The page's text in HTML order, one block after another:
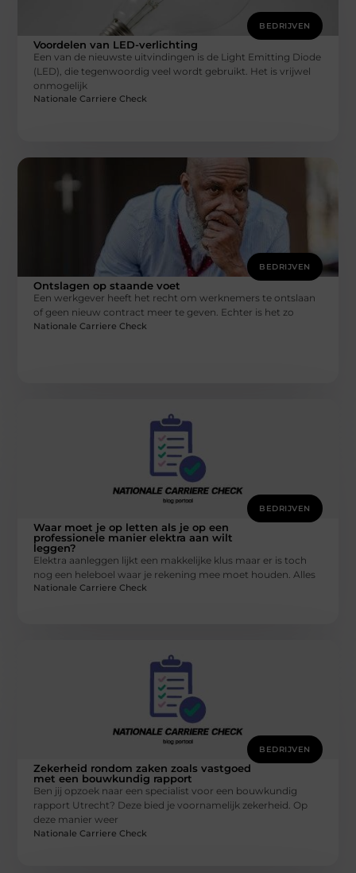
BEDRIJVEN
Voordelen van LED-verlichting
Een van de nieuwste uitvindingen is de Light Emitting Diode
(LED), die tegenwoordig veel wordt gebruikt. Het is vrijwel
onmogelijk
Nationale Carriere Check
BEDRIJVEN
Ontslagen op staande voet
Een werkgever heeft het recht om werknemers te ontslaan
of geen nieuw contract meer te geven. Echter is het zo
Nationale Carriere Check
BEDRIJVEN
Waar moet je op letten als je op een
professionele manier elektra aan wilt
leggen?
Elektra aanleggen lijkt een makkelijke klus maar er is toch
nog een heleboel waar je rekening mee moet houden. Alles
Nationale Carriere Check
BEDRIJVEN
Zekerheid rondom zaken zoals vastgoed
met een bouwkundig rapport
Ben jij opzoek naar een specialist voor een bouwkundig
rapport Utrecht? Deze bied je voornamelijk zekerheid. Op
deze manier weer
Nationale Carriere Check